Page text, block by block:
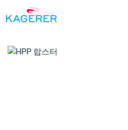
메인 콘텐츠로 건너뛰기